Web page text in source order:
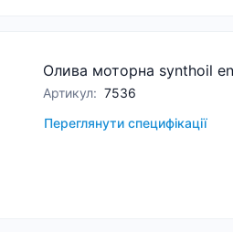
Олива моторна synthoil
Артикул: 7536
Переглянути специфікації